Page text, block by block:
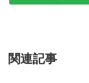
関連記事